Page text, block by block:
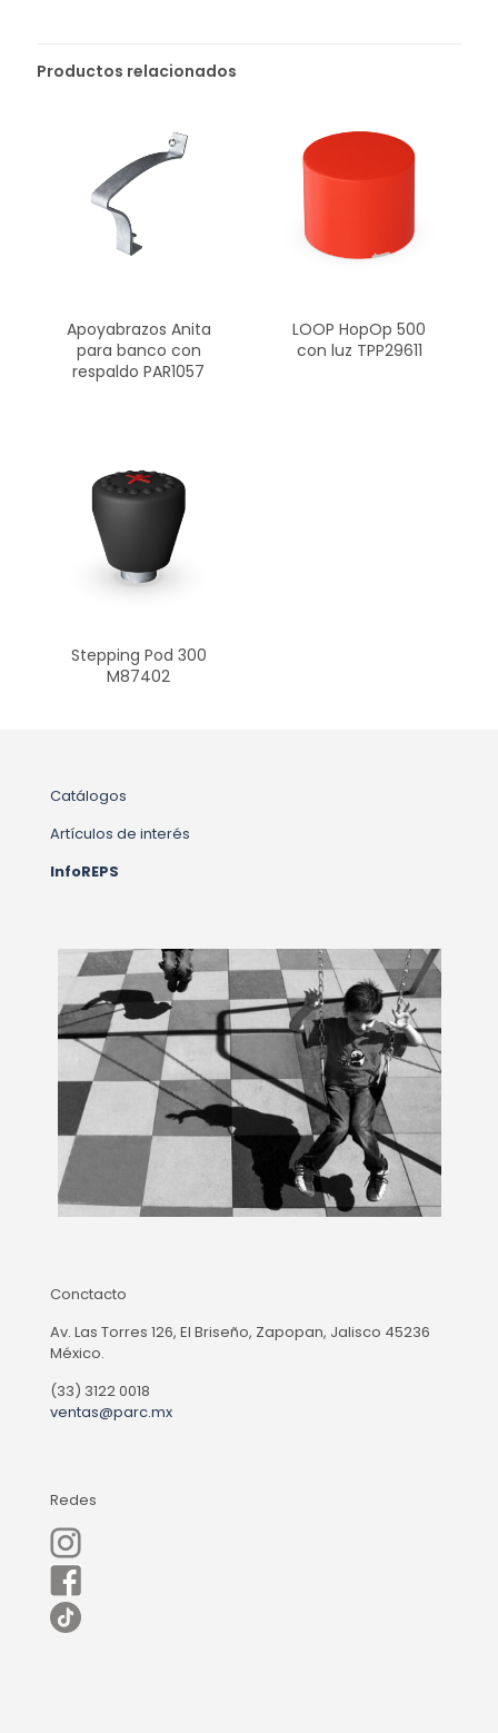
Productos relacionados
Apoyabrazos Anita
para banco con
respaldo PAR1057
LOOP HopOp 500
con luz TPP29611
Stepping Pod 300
M87402
Catálogos
Artículos de interés
InfoREPS
Conctacto
Av. Las Torres 126, El Briseño, Zapopan, Jalisco 45236
México.
(33) 3122 0018
ventas@parc.mx
Redes